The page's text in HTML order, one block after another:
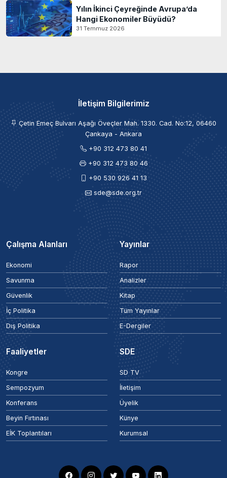
Yılın İkinci Çeyreğinde Avrupa’da
Hangi Ekonomiler Büyüdü?
31 Temmuz 2026
İletişim Bilgilerimiz
Çetin Emeç Bulvarı Aşağı Öveçler Mah. 1330. Cad. No:12, 06460
Çankaya - Ankara
+90 312 473 80 41
+90 312 473 80 46
+90 530 926 41 13
sde@sde.org.tr
Çalışma Alanları
Ekonomi
Savunma
Güvenlik
İç Politika
Dış Politika
Yayınlar
Rapor
Analizler
Kitap
Tüm Yayınlar
E-Dergiler
Faaliyetler
Kongre
Sempozyum
Konferans
Beyin Fırtınası
EİK Toplantıları
SDE
SD TV
İletişim
Üyelik
Künye
Kurumsal